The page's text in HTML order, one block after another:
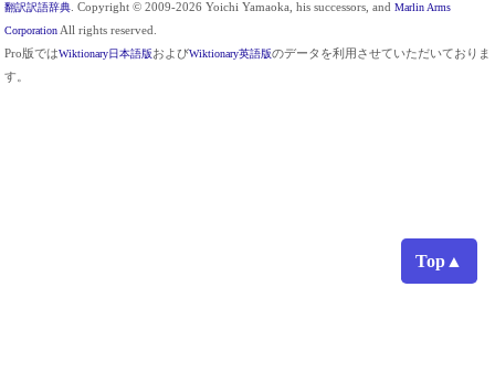
Top▲
翻訳訳語辞典. Copyright © 2009-2026 Yoichi Yamaoka, his successors, and Marlin Arms
CorporationAll rights reserved.
Pro版ではWiktionary日本語版およびWiktionary英語版のデータを利用させていただいておりま
す。